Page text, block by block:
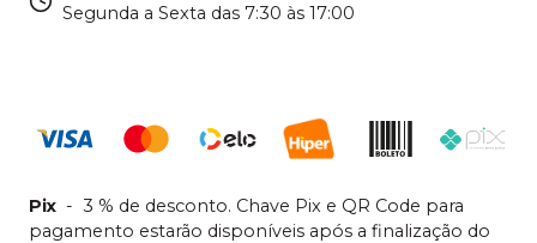
Segunda a Sexta das 7:30 às 17:00
Pix - 3 % de desconto. Chave Pix e QR Code para
pagamento estarão disponíveis após a finalização do